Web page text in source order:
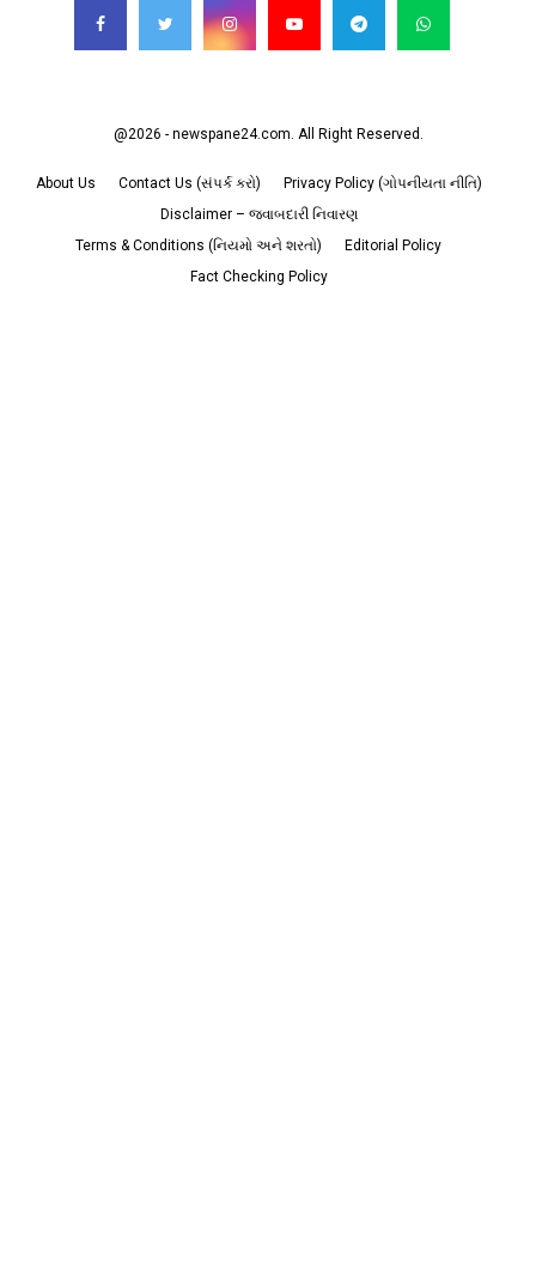
@2026 - newspane24.com. All Right Reserved.
About Us Contact Us (સંપર્ક કરો)
Privacy Policy (ગોપનીયતા નીતિ)
Disclaimer – જવાબદારી નિવારણ
Terms & Conditions (નિયમો અને શરતો)
Editorial Policy
Fact Checking Policy